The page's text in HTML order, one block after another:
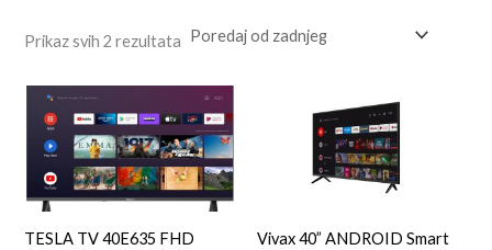
Prikaz svih 2 rezultata
TESLA TV 40E635 FHD
Vivax 40” ANDROID Smart